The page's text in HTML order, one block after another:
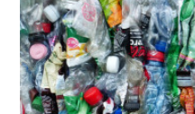
zdolny
rozłożyć
tonę
plastiku
w